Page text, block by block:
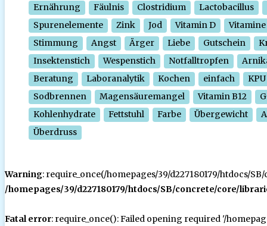
Ernährung
Fäulnis Clostridium
Lactobacillus
Spurenelemente
Zink Jod Vitamin D
Vitamine
Stimmung
Angst Ärger Liebe Gutschein
Insektenstich
Wespenstich Notfalltropfen
Beratung
Laboranalytik Kochen einfach
KPU
Sodbrennen
Magensäuremangel Vitamin B12
Kohlenhydrate
Fettstuhl Farbe Übergewicht
Überdruss
Warning: require_once(/homepages/39/d227180179/htdocs/
/homepages/39/d227180179/htdocs/SB/concrete/core/
Fatal error: require_once(): Failed opening required '/